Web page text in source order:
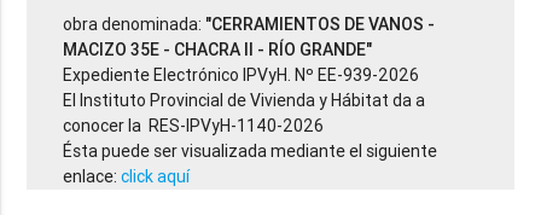
obra denominada: "CERRAMIENTOS DE VANOS -
MACIZO 35E - CHACRA II - RÍO GRANDE"
Expediente Electrónico IPVyH. Nº EE-939-2026
El Instituto Provincial de Vivienda y Hábitat da a
conocer la RES-IPVyH-1140-2026
Ésta puede ser visualizada mediante el siguiente
enlace:click aquí